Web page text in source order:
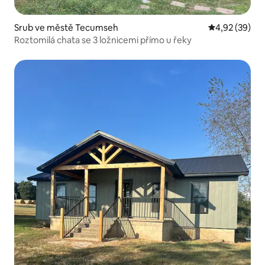
Srub ve městě Tecumseh Průměrné
4,92 (39)
Roztomilá chata se 3 ložnicemi přímo u řeky